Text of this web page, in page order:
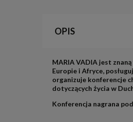
OPIS
MARIA VADIA jest
Europie i Afryce,
organizuje konferencje
dotyczących życia w
Konferencja nagrana